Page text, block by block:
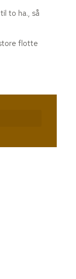
to ha., så
flotte